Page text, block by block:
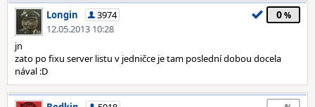
Longin
3974
12.05.2013 10:28
0
jn
zato po fixu server listu v jedničce je tam poslední dobou docela
nával :D